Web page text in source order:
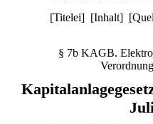
[Titelei] [Inhalt] [
§ 7b KAGB.